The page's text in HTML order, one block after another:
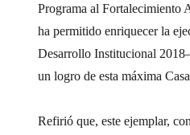
Programa al Fortalecimiento
ha permitido enriquecer la
Desarrollo Institucional
un logro de esta máxima
Refirió que, este ejemplar,